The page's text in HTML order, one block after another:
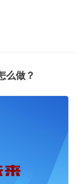
么做？